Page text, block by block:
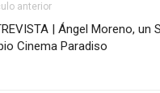
anterior
| Ángel Moreno, un
Cinema Paradiso